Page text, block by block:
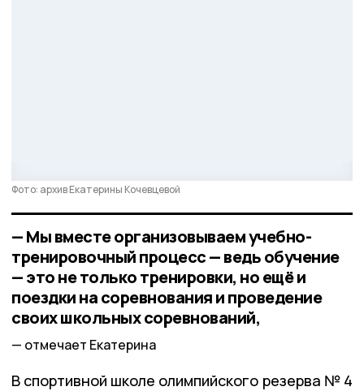
Фото: архив Екатерины Кочевцевой
— Мы вместе организовываем учебно-
тренировочный процесс — ведь обучение
— это не только тренировки, но ещё и
поездки на соревнования и проведение
своих школьных соревнований,
отмечает Екатерина
В спортивной школе олимпийского резерва № 4